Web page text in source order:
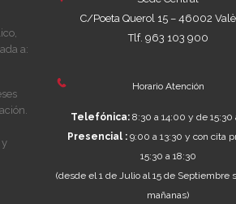
a:
y
C/Poeta Querol 15 – 46002
Tlf. 963 103 900
Horario Atención
Telefónica:8:30 a 14:00 y de 15:30
Presencial :9:00 a 13:30 y con cita
15:30 a 18:30
(desde el 1 de Julio al 15 de Septiembre
mañanas)